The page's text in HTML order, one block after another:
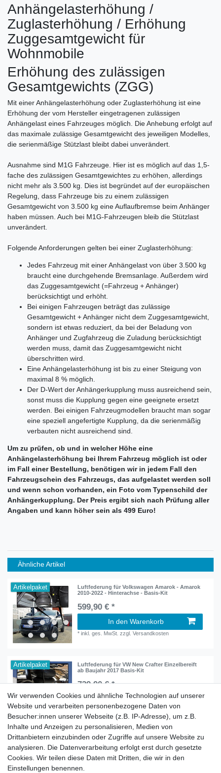
Anhängelasterhöhung /
Zuglasterhöhung / Erhöhung
Zuggesamtgewicht für
Wohnmobile
Erhöhung des zulässigen
Gesamtgewichts (ZGG)
Mit einer Anhängelasterhöhung oder Zuglasterhöhung ist eine
Erhöhung der vom Hersteller eingetragenen zulässigen
Anhängelast eines Fahrzeuges möglich. Die Anhebung erfolgt auf
das maximale zulässige Gesamtgewicht des jeweiligen Modelles,
die serienmäßige Stützlast bleibt dabei unverändert.
Ausnahme sind M1G Fahrzeuge. Hier ist es möglich auf das 1,5-
fache des zulässigen Gesamtgewichtes zu erhöhen, allerdings
nicht mehr als 3.500 kg. Dies ist begründet auf der europäischen
Regelung, dass Fahrzeuge bis zu einem zulässigen
Gesamtgewicht von 3.500 kg eine Auflaufbremse beim Anhänger
haben müssen. Auch bei M1G-Fahrzeugen bleib die Stützlast
unverändert.
Folgende Anforderungen gelten bei einer Zuglasterhöhung:
Jedes Fahrzeug mit einer Anhängelast von über 3.500 kg
braucht eine durchgehende Bremsanlage. Außerdem wird
das Zuggesamtgewicht (=Fahrzeug + Anhänger)
berücksichtigt und erhöht.
Bei einigen Fahrzeugen beträgt das zulässige
Gesamtgewicht + Anhänger nicht dem Zuggesamtgewicht,
sondern ist etwas reduziert, da bei der Beladung von
Anhänger und Zugfahrzeug die Zuladung berücksichtigt
werden muss, damit das Zuggesamtgewicht nicht
überschritten wird.
Eine Anhängelasterhöhung ist bis zu einer Steigung von
maximal 8 % möglich.
Der D-Wert der Anhängerkupplung muss ausreichend sein,
sonst muss die Kupplung gegen eine geeignete ersetzt
werden. Bei einigen Fahrzeugmodellen braucht man sogar
eine speziell angefertigte Kupplung, da die serienmäßig
verbauten nicht ausreichend sind.
Um zu prüfen, ob und in welcher Höhe eine
Anhängelasterhöhung bei Ihrem Fahrzeug möglich ist oder
im Fall einer Bestellung, benötigen wir in jedem Fall den
Fahrzeugschein des Fahrzeugs, das aufgelastet werden soll
und wenn schon vorhanden, ein Foto vom Typenschild der
Anhängerkupplung. Der Preis ergibt sich nach Prüfung aller
Angaben und kann höher sein als 499 Euro!
Ähnliche Artikel
Artikelpaket
Luftfederung für Volkswagen Amarok - Amarok
2010-2022 - Hinterachse - Basis-Kit
599,90 € *
In den Warenkorb
*inkl. ges. MwSt. zzgl.Versandkosten
Artikelpaket
Luftfederung für VW New Crafter Einzelbereift
ab Baujahr 2017 Basis-Kit
729,90 € *
In den Warenkorb
inkl. ges. MwSt. zzgl.Versandkosten
Zahlung und Versand
Wir verwenden Cookies und ähnliche Technologien auf unserer
Website und verarbeiten personenbezogene Daten von
Besucher:innen unserer Webseite (z.B. IP-Adresse), um z.B.
Inhalte und Anzeigen zu personalisieren, Medien von
Drittanbietern einzubinden oder Zugriffe auf unsere Website zu
analysieren. Die Datenverarbeitung erfolgt erst durch gesetzte
Cookies. Wir teilen diese Daten mit Dritten, die wir in den
Einstellungen benennen.